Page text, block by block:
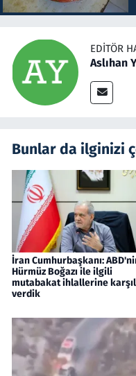
EDITÖR
Aslıhan
Bunlar da ilginizi
İran Cumhurbaşkanı:
Hürmüz Boğazı ile ilgili
mutabakat ihlallerine
verdik